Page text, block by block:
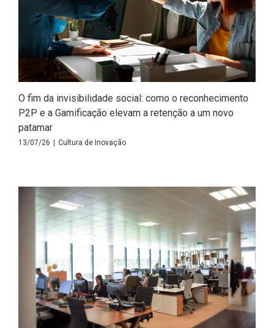
O fim da invisibilidade social: como o reconhecimento
P2P e a Gamificação elevam a retenção a um novo
patamar
13/07/26 | Cultura de Inovação